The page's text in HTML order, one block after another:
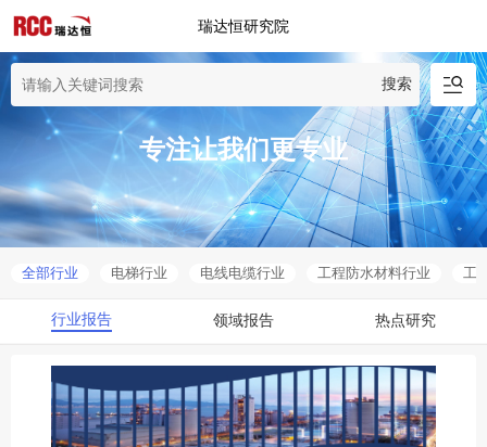
瑞达恒研究院
专注让我们更专业
搜索
全部行业 电梯行业 电线电缆行业 工程防水材料行业 工
行业报告 领域报告 热点研究